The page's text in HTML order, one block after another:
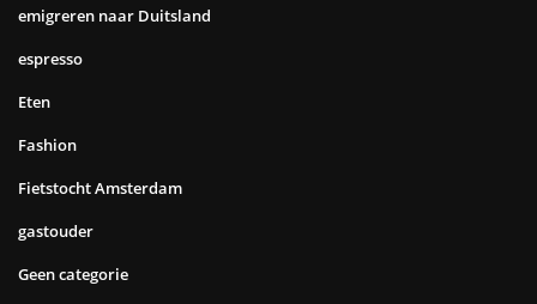
emigreren naar Duitsland
espresso
Eten
Fashion
Fietstocht Amsterdam
gastouder
Geen categorie